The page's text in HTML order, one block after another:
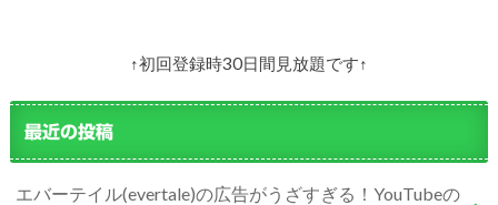
↑初回登録時30日間見放題です↑
最近の投稿
エバーテイル(evertale)の広告がうざすぎる！YouTubeの